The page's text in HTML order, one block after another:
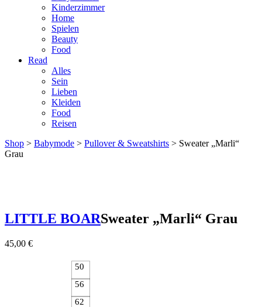
Kinderzimmer
Home
Spielen
Beauty
Food
Read
Alles
Sein
Lieben
Kleiden
Food
Reisen
Shop > Babymode > Pullover & Sweatshirts > Sweater „Marli“
Grau
LITTLE BOARSweater „Marli“ Grau
45,00 €
50
56
62